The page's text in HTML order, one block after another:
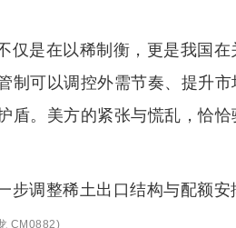
仅是在以稀制衡，更是我国在
可以调控外需节奏、提升市
盾。美方的紧张与慌乱，恰
步调整稀土出口结构与配额安
CM0882)